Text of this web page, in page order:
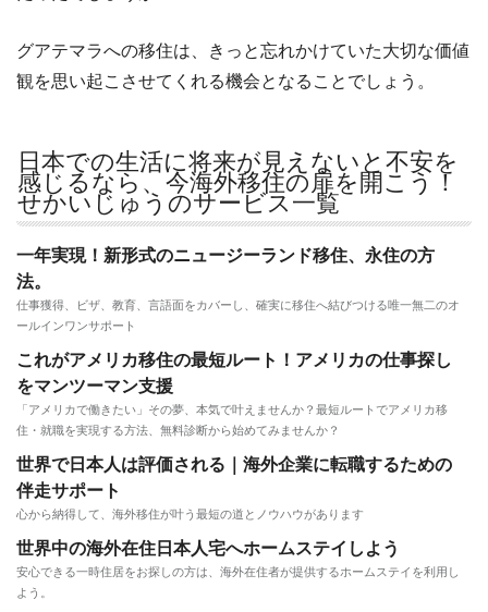
グアテマラへの移住は、きっと忘れかけていた大切な価値
観を思い起こさせてくれる機会となることでしょう。
日本での生活に将来が見えないと不安を
感じるなら、今海外移住の扉を開こう！
せかいじゅうのサービス一覧
一年実現！新形式のニュージーランド移住、永住の方
法。
仕事獲得、ビザ、教育、言語面をカバーし、確実に移住へ結びつける唯一無二のオ
ールインワンサポート
これがアメリカ移住の最短ルート！アメリカの仕事探し
をマンツーマン支援
「アメリカで働きたい」その夢、本気で叶えませんか？最短ルートでアメリカ移
住・就職を実現する方法、無料診断から始めてみませんか？
世界で日本人は評価される｜海外企業に転職するための
伴走サポート
心から納得して、海外移住が叶う最短の道とノウハウがあります
世界中の海外在住日本人宅へホームステイしよう
安心できる一時住居をお探しの方は、海外在住者が提供するホームステイを利用し
よう。